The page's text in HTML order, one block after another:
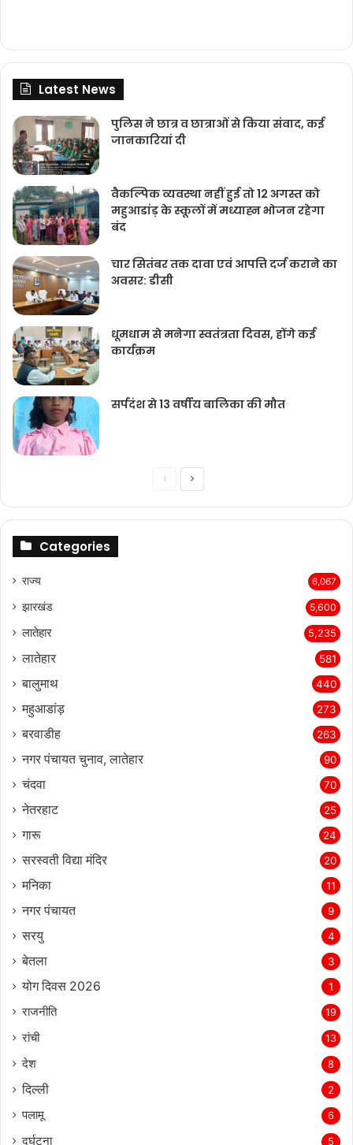
Latest News
पुलिस ने छात्र व छात्राओं से किया संवाद, कई
जानकारियां दी
वैकल्पिक व्यवस्था नहीं हुई तो 12 अगस्त को
महुआडांड़ के स्कूलों में मध्याह्न भोजन रहेगा
बंद
चार सितंबर तक दावा एवं आपत्ति दर्ज कराने का
अवसर: डीसी
धूमधाम से मनेगा स्वतंत्रता दिवस, होंगे कई
कार्यक्रम
सर्पदंश से 13 वर्षीय बालिका की मौत
PreviousNext
Categories
राज्‍य 6,067
झारखंड 5,600
लातेहार 5,235
लातेहार 581
बालुमाथ 440
महुआडांड़ 273
बरवाडीह 263
नगर पंचायत चुनाव, लातेहार 90
चंदवा 70
नेतरहाट 25
गारू 24
सरस्‍वती विद्या मंदिर 20
मनिका 11
नगर पंचायत 9
सरयु 4
बेतला 3
योग दिवस 2026 1
राजनीति 19
रांची 13
देश 8
दिल्‍ली 2
पलामू 6
दुर्घटना 5